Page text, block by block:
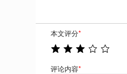
本文评分*
评论内容*